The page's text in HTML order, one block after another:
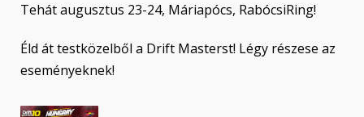
Tehát augusztus 23-24, Máriapócs, RabócsiRing!
Éld át testközelből a Drift Masterst! Légy részese az
eseményeknek!